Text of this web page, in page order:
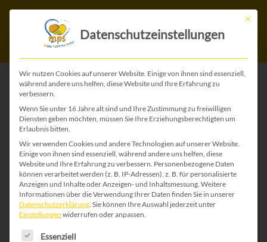
Mit
Datenschutzeinstellungen
Wir nutzen Cookies auf unserer Website. Einige von ihnen sind essenziell,
während andere uns helfen, diese Website und Ihre Erfahrung zu
verbessern.
Wenn Sie unter 16 Jahre alt sind und Ihre Zustimmung zu freiwilligen
Diensten geben möchten, müssen Sie Ihre Erziehungsberechtigten um
Erlaubnis bitten.
Wir verwenden Cookies und andere Technologien auf unserer Website.
Einige von ihnen sind essenziell, während andere uns helfen, diese
Website und Ihre Erfahrung zu verbessern. Personenbezogene Daten
können verarbeitet werden (z. B. IP-Adressen), z. B. für personalisierte
Anzeigen und Inhalte oder Anzeigen- und Inhaltsmessung. Weitere
Informationen über die Verwendung Ihrer Daten finden Sie in unserer
Datenschutzerklärung. Sie können Ihre Auswahl jederzeit unter
Einstellungen widerrufen oder anpassen.
Es folgt eine Liste der Service-Gruppen, für die
Essenziell